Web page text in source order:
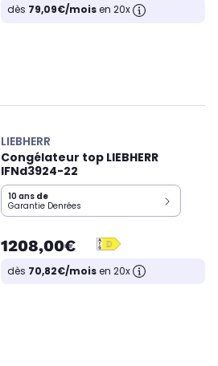
dès 79,09€/moisen 20x
LIEBHERR
Congélateur top LIEBHERR
IFNd3924-22
10 ans de
Garantie Denrées
1208,00€
dès 70,82€/moisen 20x